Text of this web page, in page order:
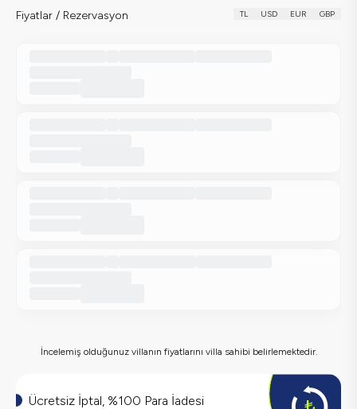
Fiyatlar / Rezervasyon TL USD EUR GBP
İncelemiş olduğunuz villanın fiyatlarını villa sahibi belirlemektedir.
Ücretsiz İptal, %100 Para İadesi